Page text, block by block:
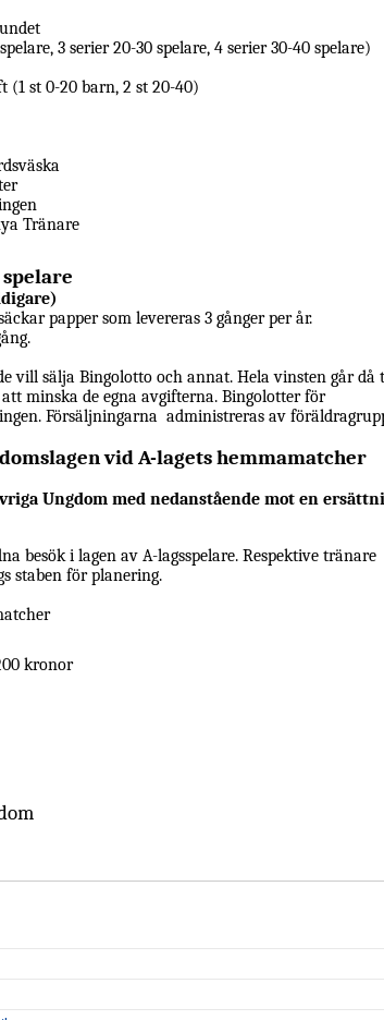
3 serier 20-30 spelare, 4 serier 30-40 spelare)
st 0-20 barn, 2 st 20-40)
Tränare
papper som levereras 3 gånger per år.
vill sälja Bingolotto och annat. Hela vinsten går då
minska de egna avgifterna. Bingolotter för
Försäljningarna administreras av
vid A-lagets hemmamatcher
Ungdom med nedanstående mot en
besök i lagen av A-lagsspelare. Respektive tränare
staben för planering.
kronor